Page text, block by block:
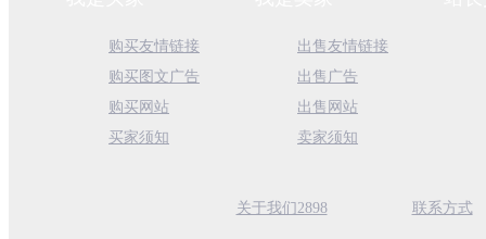
购买友情链接
购买图文广告
购买网站
买家须知
出售友情链接
出售广告
出售网站
卖家须知
关于我们2898 联系方式